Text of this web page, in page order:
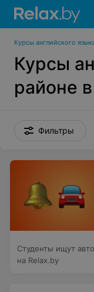
Курсы английского
Курсы
районе
Фильтры
Студенты ищут
на Relax.by